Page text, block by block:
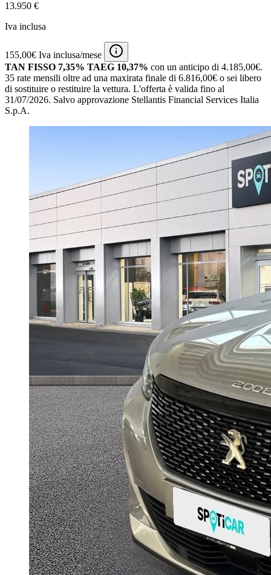
13.950 €
Iva inclusa
155,00€ Iva inclusa/mese
TAN FISSO 7,35% TAEG 10,37% con un anticipo di 4.185,00€.
35 rate mensili oltre ad una maxirata finale di 6.816,00€ o sei libero
di sostituire o restituire la vettura. L'offerta è valida fino al
31/07/2026. Salvo approvazione Stellantis Financial Services Italia
S.p.A.